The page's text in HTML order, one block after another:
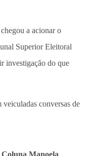
a acionar o
Superior Eleitoral
investigação do que
conversas de
Coluna Manoela